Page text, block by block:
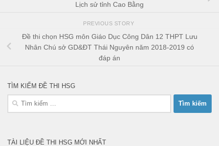
Lịch sử tỉnh Cao Bằng
PREVIOUS STORY
Đề thi chọn HSG môn Giáo Dục Công Dân 12 THPT Lưu
Nhân Chú sở GD&ĐT Thái Nguyên năm 2018-2019 có
đáp án
TÌM KIẾM ĐỀ THI HSG
Tìm
TÀI LIỆU ĐỀ THI HSG MỚI NHẤT